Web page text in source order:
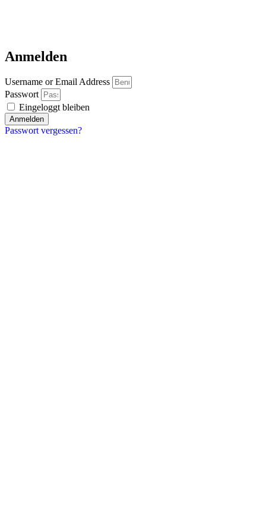
Anmelden
Username or Email Address
Passwort
Eingeloggt bleiben
Anmelden
Passwort vergessen?